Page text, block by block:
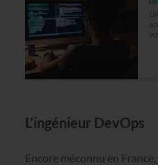
L’ingénieur DevOps
Encore méconnu en France,